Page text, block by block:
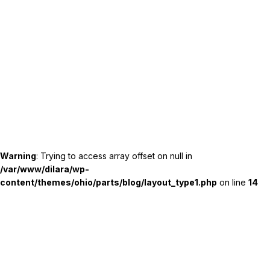
Warning: Trying to access array offset on null in
/var/www/dilara/wp-
content/themes/ohio/parts/blog/layout_type1.php on line 14